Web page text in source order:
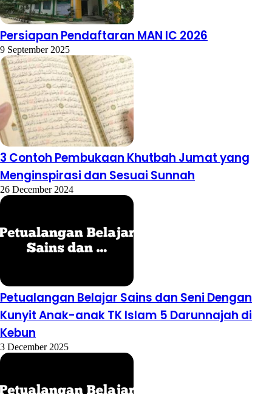
Persiapan Pendaftaran MAN IC 2026
9 September 2025
3 Contoh Pembukaan Khutbah Jumat yang
Menginspirasi dan Sesuai Sunnah
26 December 2024
Petualangan Belajar Sains dan Seni Dengan
Kunyit Anak-anak TK Islam 5 Darunnajah di
Kebun
3 December 2025